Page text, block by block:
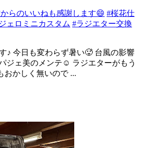
らのいいねも感謝します😄 #桜花仕
ェロミニカスタム #ラジエター交換
♪ 今日も変わらず暑い🥵 台風の影響
ジェ美のメンテ☺️ ラジエターがもう
おかしく無いので ...